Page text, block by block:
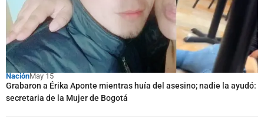
NaciónMay 15
Grabaron a Érika Aponte mientras huía del asesino; nadie la ayudó:
secretaria de la Mujer de Bogotá